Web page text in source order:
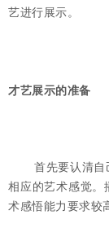
艺进行展示。
才艺展示的准备
首先要认清
相应的艺术感觉。
术感悟能力要求较